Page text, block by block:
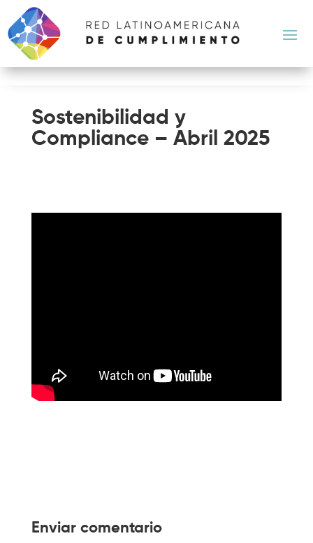
Sostenibilidad y
Compliance – Abril 2025
Enviar comentario